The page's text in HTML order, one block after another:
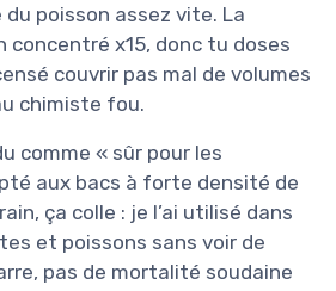
poisson assez vite. La
concentré x15, donc tu doses
couvrir pas mal de volumes
chimiste fou.
comme « sûr pour les
aux bacs à forte densité de
ça colle : je l’ai utilisé dans
et poissons sans voir de
pas de mortalité soudaine